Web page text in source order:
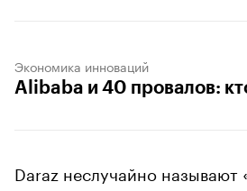
Экономика инноваций
Alibaba и 40 провалов:
Daraz неслучайно